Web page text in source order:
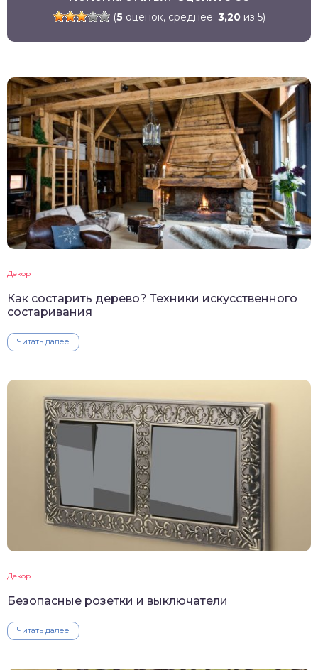
(5оценок, среднее: 3,20из 5)
Декор
Как состарить дерево? Техники искусственного
состаривания
Читать далее
Декор
Безопасные розетки и выключатели
Читать далее